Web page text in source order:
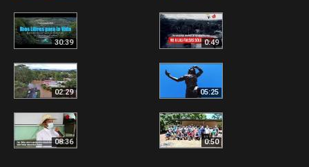
30:39 0:49
02:29 05:25
08:36 0:50